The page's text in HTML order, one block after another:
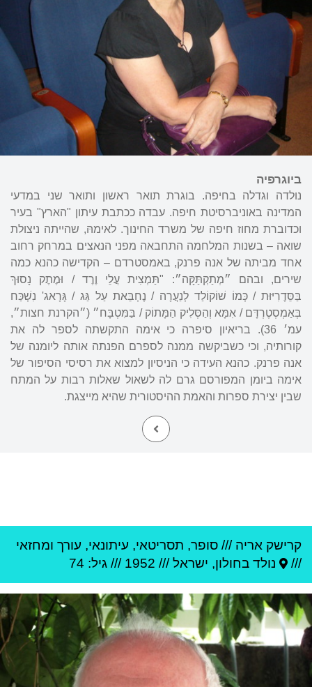
ביוגרפיה
נולדה וגדלה בחיפה. בוגרת תואר ראשון ותואר שני במדעי
המדינה באוניברסיטת חיפה. עבדה ככתבת עיתון "הארץ" בעיר
וכדוברת מחוז חיפה של משרד החינוך. לאימהּ, שהייתה ניצולת
שואה – בשנות המלחמה התחבאה מפני הנאצים במרחק רחוב
אחד מביתה של אנה פרנק, באמסטרדם – הקדישה כהנא כמה
שירים, ובהם ״מְתַקְתַּקָּה״: "תַּמְצִית עֲלֵי וֶרֶד / וּמֶתֶק נָסוּךְ
בַּסֵּדֶרִיּוּת / כְּמוֹ שׁוֹקוֹלַד לְנַעֲרָה / נֶחְבֵּאת עַל גַּג / גָּרָאג' נִשְׁכַּח
בְּאַמְסְטֶרְדָּם / אִמָּא וְהַסְּלִיק הַמָּתוֹק / בַּמִּטְבָּח״ (״הקרנת חצות״,
עמ׳ 36). בריאיון סיפרה כי אימה התקשתה לספר לה את
קורותיה, וכי כשביקשה ממנה לספרם הפנתה אותה ליומנה של
אנה פרנק. כהנא העידה כי הניסיון למצוא את רסיסי הסיפור של
אימה ביומן המפורסם גרם לה לשאול שאלות רבות על המתח
שבין יצירת ספרות והאמת ההיסטורית שהיא מייצגת.
קרישק אריה /// סופר, תסריטאי, עיתונאי, עורך ומחזאי
///
נולד בחולון, ישראל///
1952 /// גיל: 74